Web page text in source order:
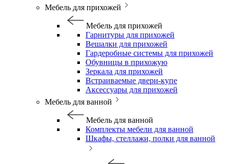
Мебель для прихожей
Мебель для прихожей
Гарнитуры для прихожей
Вешалки для прихожей
Гардеробные системы для прихожей
Обувницы в прихожую
Зеркала для прихожей
Встраиваемые двери-купе
Аксессуары для прихожей
Мебель для ванной
Мебель для ванной
Комплекты мебели для ванной
Шкафы, стеллажи, полки для ванной